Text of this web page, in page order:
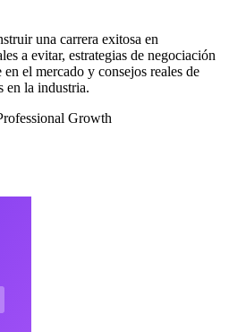
una carrera exitosa en
a evitar, estrategias de negociación
el mercado y consejos reales de
en la industria.
Growth